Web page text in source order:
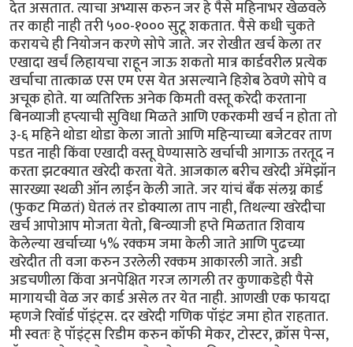
देत असतात. त्याचा अभ्यास करुन जर हे पैसे महिनाभर खेळवले
तर काही नाही तरी ५००-१००० सुटू शकतात. पैसे कधी चुकते
करायचे ही नियोजन करणे सोपे जाते. जर रोखीत खर्च केला तर
एखादा खर्चं लिहायचा राहून जाऊ शकतो मात्र कार्डवरील प्रत्येक
खर्चाचा तात्काळ एस एम एस येत असल्याने हिशेब ठेवणे सोपे व
अचूक होते. या व्यतिरिक्त अनेक किमती वस्तू करेदी करताना
बिनव्याजी हप्त्याची सुविधा मिळते आणि एकरकमी खर्च न होता तो
३-६ महिने थोडा थोडा केला जातो आणि महिन्याच्या बजेटवर ताण
पडत नाही किंवा एखादी वस्तू घेण्यासाठे खर्चाची आगाऊ तरतूद न
करता झटक्यात खरेदी करता येते. आजकाल बरीच खरेदी अ‍ॅमेझॉन
सारख्या स्थळी ऑन लाईन केली जाते. जर यांचं बँक संलग्न कार्ड
(फुकट मिळतं) घेतलं तर डोक्याला ताप नाही, तिथल्या खरेदीचा
खर्च आपोआप मोजता येतो, बिन्व्याजी हप्ते मिळतात शिवाय
केलेल्या खर्चाच्या ५% रक्कम जमा केली जाते आणि पुढच्या
खरेदीत ती वजा करुन उरलेली रक्कम आकारली जाते. अडी
अडचणीला किंवा अनपेक्षित गरज लागली तर कुणाकडेही पैसे
मागायची वेळ जर कार्ड असेल तर येत नाही. आणखी एक फायदा
म्हणजे रिवॉर्ड पॉइंट्स. दर खरेदी गणिक पॉइंट जमा होत राहतात.
मी स्वतः हे पॉइंट्स रिडीम करुन कॉफी मेकर, टोस्टर, क्रॉस पेन्स,